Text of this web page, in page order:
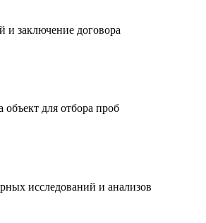
и заключение договора
объект для отбора проб
исследований и анализов